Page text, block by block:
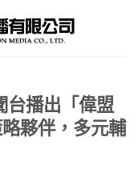
台播出「偉盟
夥伴，多元輔